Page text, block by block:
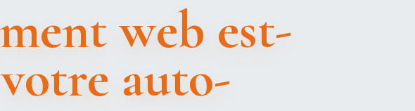
web est-
auto-